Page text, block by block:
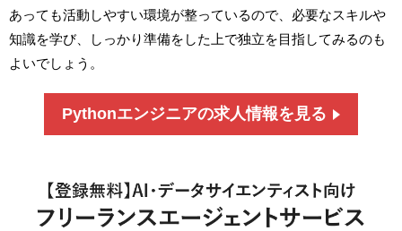
あっても活動しやすい環境が整っているので、必要なスキルや
知識を学び、しっかり準備をした上で独立を目指してみるのも
よいでしょう。
Pythonエンジニアの求人情報を見る